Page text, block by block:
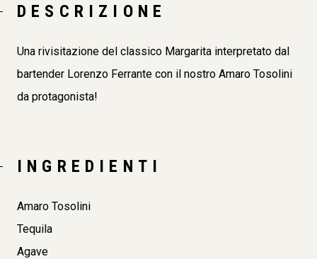
DESCRIZIONE
Una rivisitazione del classico Margarita interpretato dal
bartender Lorenzo Ferrante con il nostro Amaro Tosolini
da protagonista!
INGREDIENTI
Amaro Tosolini
Tequila
Agave